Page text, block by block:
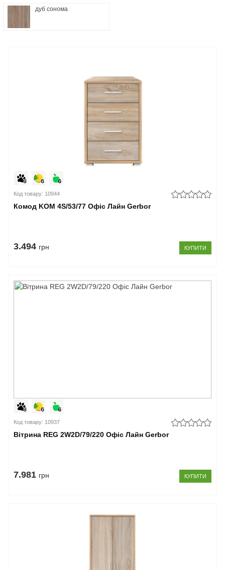
дуб сонома
Код товару: 10944
Комод KOM 4S/53/77 Офіс Лайн Gerbor
3.494 грн КУПИТИ
Код товару: 10937
Вітрина REG 2W2D/79/220 Офіс Лайн Gerbor
7.981 грн КУПИТИ